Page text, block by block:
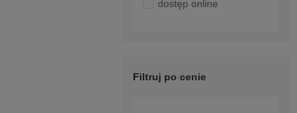
dostęp online
Filtruj po cenie